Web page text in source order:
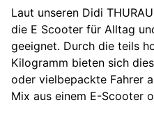
Laut unseren Didi
die E Scooter für Alltag
geeignet. Durch die teils
Kilogramm bieten sich
oder vielbepackte Fahrer
Mix aus einem E-Scooter